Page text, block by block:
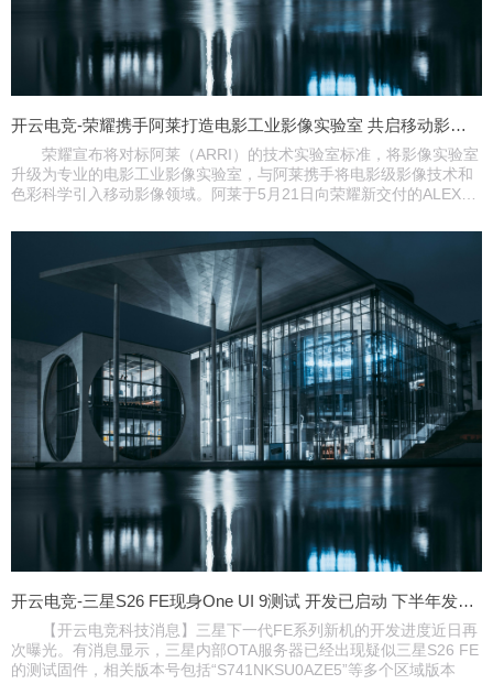
开云电竞-荣耀携手阿莱打造电影工业影像实验室 共启移动影像新时代
荣耀宣布将对标阿莱（ARRI）的技术实验室标准，将影像实验室
升级为专业的电影工业影像实验室，与阿莱携手将电影级影像技术和
色彩科学引入移动影像领域。阿莱于5月21日向荣耀新交付的ALEXA
开云电竞-三星S26 FE现身One UI 9测试 开发已启动 下半年发布？
【开云电竞科技消息】三星下一代FE系列新机的开发进度近日再
次曝光。有消息显示，三星内部OTA服务器已经出现疑似三星S26 FE
的测试固件，相关版本号包括“S741NKSU0AZE5”等多个区域版本